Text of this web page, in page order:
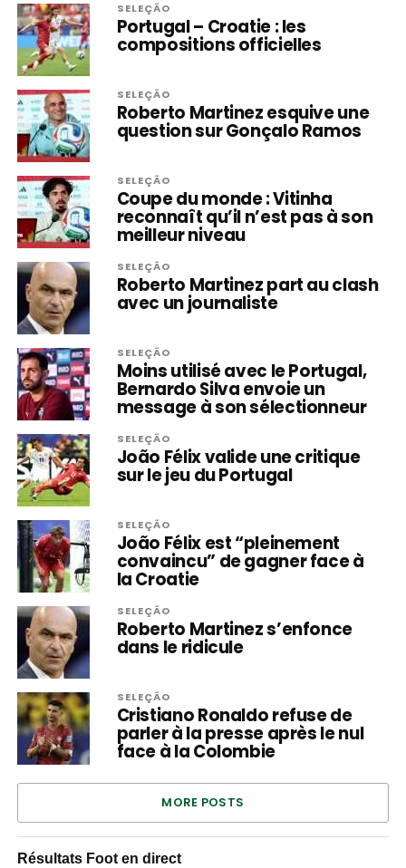
SELEÇÃO
Portugal – Croatie : les
compositions officielles
SELEÇÃO
Roberto Martinez esquive une
question sur Gonçalo Ramos
SELEÇÃO
Coupe du monde : Vitinha
reconnaît qu’il n’est pas à son
meilleur niveau
SELEÇÃO
Roberto Martinez part au clash
avec un journaliste
SELEÇÃO
Moins utilisé avec le Portugal,
Bernardo Silva envoie un
message à son sélectionneur
SELEÇÃO
João Félix valide une critique
sur le jeu du Portugal
SELEÇÃO
João Félix est “pleinement
convaincu” de gagner face à
la Croatie
SELEÇÃO
Roberto Martinez s’enfonce
dans le ridicule
SELEÇÃO
Cristiano Ronaldo refuse de
parler à la presse après le nul
face à la Colombie
MORE POSTS
Résultats Foot en direct